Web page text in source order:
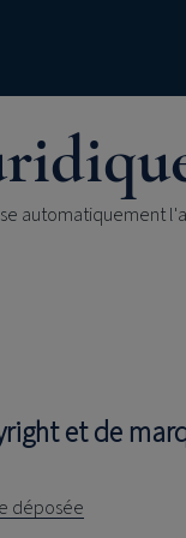
automatiquement
et de
déposée